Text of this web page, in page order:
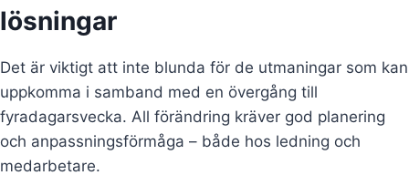
lösningar
Det är viktigt att inte blunda för de utmaningar som kan
uppkomma i samband med en övergång till
fyradagarsvecka. All förändring kräver god planering
och anpassningsförmåga – både hos ledning och
medarbetare.